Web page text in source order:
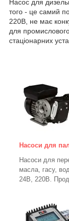
Насос для
того - це самий
220В, не має
для
стаціонарних
Насоси для
Насоси для
масла, гасу,
24В, 220В.